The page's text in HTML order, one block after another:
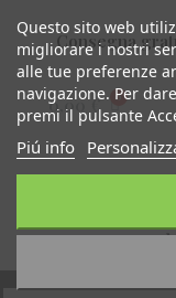
Consegna
0,00 €
Questo sito web
migliorare i nostri
alle tue preferenze
navigazione. Per
premi il pulsante
Piú info